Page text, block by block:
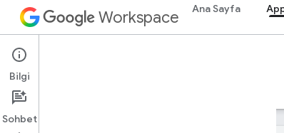
Workspace Ana Sayfa
Apps Script
Genel bakış
Bilgi
Sohbet